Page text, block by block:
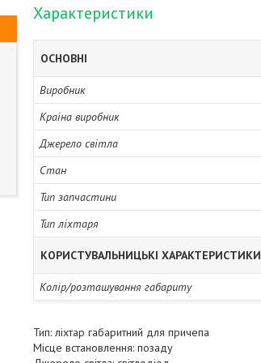
Характеристики
ОСНОВНІ
Виробник
Країна виробник
Джерело світла
Стан
Тип запчастини
Тип ліхтаря
КОРИСТУВАЛЬНИЦЬКІ ХАРАКТЕРИСТИКИ
Колір/розташування габариту
Тип: ліхтар габаритний для причепа
Місце встановлення: позаду